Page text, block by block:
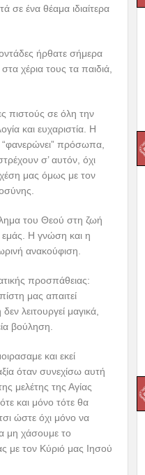
σε ένα θέαμα ιδιαίτερα
ήρθατε σήμερα
χέρια τους τα παιδιά,
πιστούς σε όλη την
και ευχαριστία. Η
“φανερώνει” πρόσωπα,
σ’ αυτόν, όχι
μας όμως με τον
του Θεού στη ζωή
Η γνώση και η
ανακούφιση.
προσπάθειας:
μας απαιτεί
λειτουργεί μαγικά,
βούληση.
και εκεί
όταν συνεχίσω αυτή
μελέτης της Αγίας
και μόνο τότε θα
ώστε όχι μόνο να
μη χάσουμε το
με τον Κύριό μας Ιησού